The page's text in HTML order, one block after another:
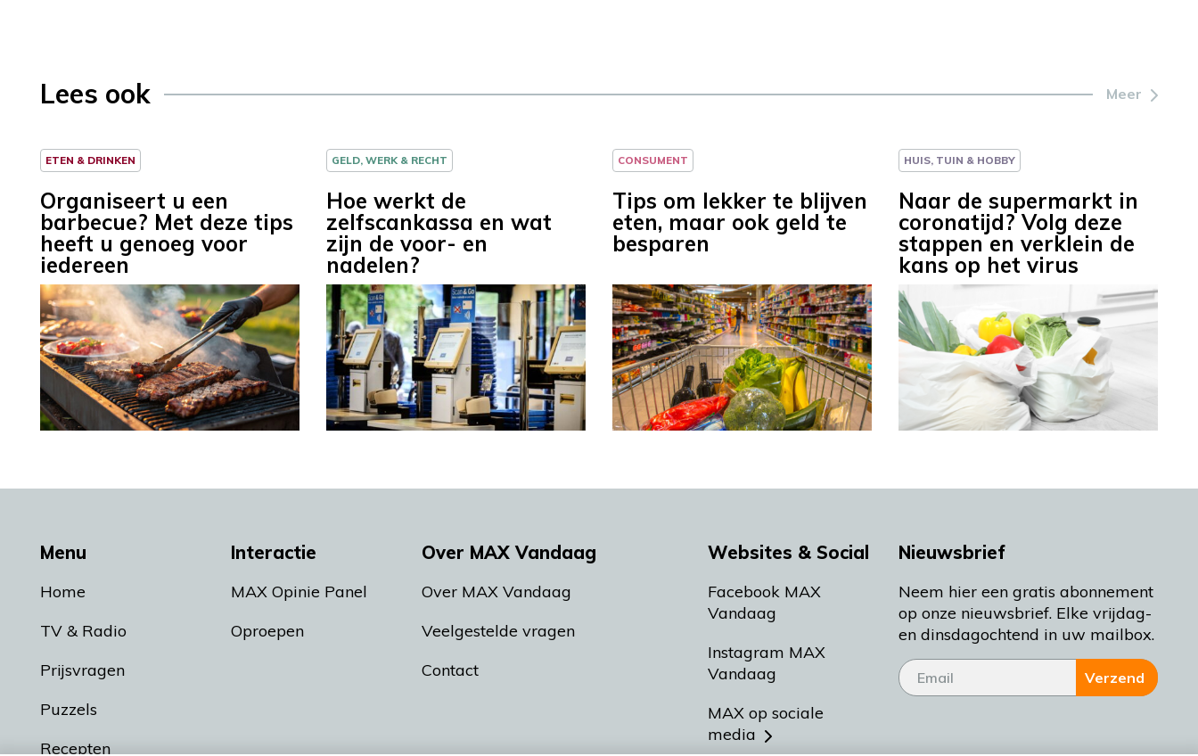
Lees ook Meer
ETEN & DRINKEN
Organiseert u een
barbecue? Met deze tips
heeft u genoeg voor
iedereen
GELD, WERK & RECHT
Hoe werkt de
zelfscankassa en wat
zijn de voor- en
nadelen?
CONSUMENT
Tips om lekker te blijven
eten, maar ook geld te
besparen
HUIS, TUIN & HOBBY
Naar de supermarkt in
coronatijd? Volg deze
stappen en verklein de
kans op het virus
Menu
Home
TV & Radio
Prijsvragen
Puzzels
Recepten
Interactie
MAX Opinie Panel
Oproepen
Over MAX Vandaag
Over MAX Vandaag
Veelgestelde vragen
Contact
Websites & Social
Facebook MAX
Vandaag
Instagram MAX
Vandaag
MAX op sociale
media
Nieuwsbrief
Neem hier een gratis abonnement
op onze nieuwsbrief. Elke vrijdag-
en dinsdagochtend in uw mailbox.
Verzend